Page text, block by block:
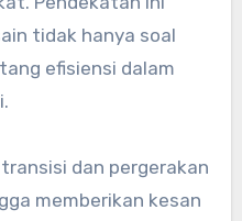
tidak hanya soal
efisiensi dalam
dan pergerakan
memberikan kesan